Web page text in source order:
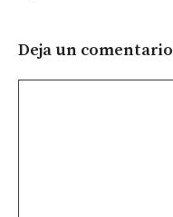
Deja un comentario